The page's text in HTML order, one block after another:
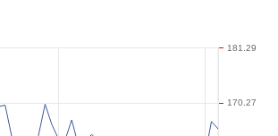
170.27
181.29